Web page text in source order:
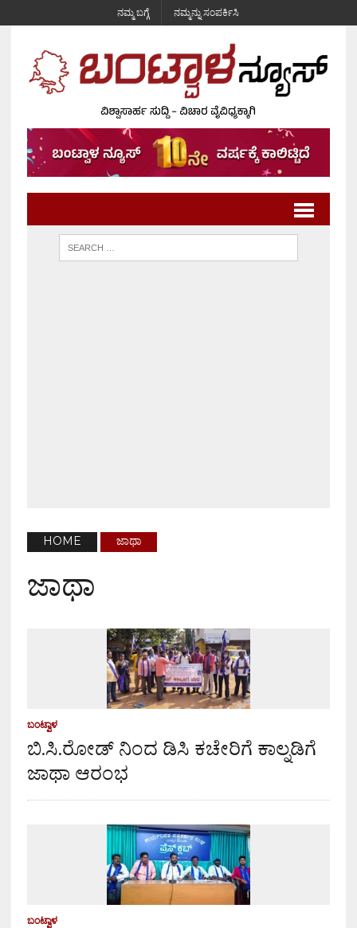
ನಮ್ಮ ಬಗ್ಗೆ ನಮ್ಮನ್ನು ಸಂಪರ್ಕಿಸಿ
HOME ಜಾಥಾ
ಜಾಥಾ
ಬಂಟ್ವಾಳ
ಬಿ.ಸಿ.ರೋಡ್ ನಿಂದ ಡಿಸಿ ಕಚೇರಿಗೆ ಕಾಲ್ನಡಿಗೆ
ಜಾಥಾ ಆರಂಭ
ಬಂಟ್ವಾಳ